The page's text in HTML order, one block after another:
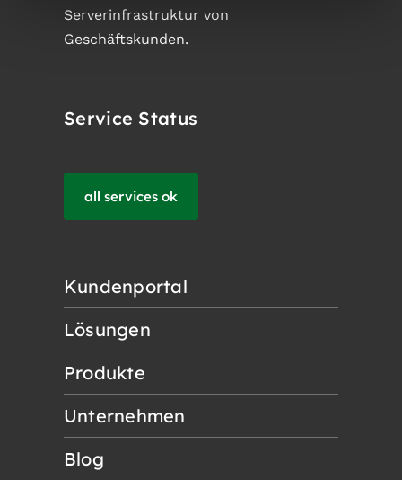
Serverinfrastruktur von
Geschäftskunden.
Service Status
all services ok
Kundenportal
Lösungen
Produkte
Unternehmen
Blog